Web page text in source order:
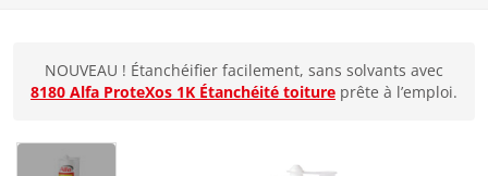
NOUVEAU ! Étanchéifier facilement, sans solvants avec
8180 Alfa ProteXos 1K Étanchéité toiture prête à l’emploi.